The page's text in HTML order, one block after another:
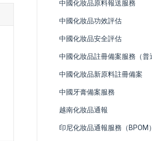
中國化妝品原料報送服務
中國化妝品功效評估
中國化妝品安全評估
​中國化妝品新原料註冊備案
中國牙膏備案服務
越南化妝品通報
印尼化妝品通報服務（BPOM）